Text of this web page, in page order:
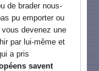
de brader nous-
pu emporter ou
devenez une
par lui-même et
a pris
savent